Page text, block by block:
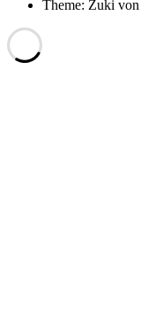
Theme: Zuki von